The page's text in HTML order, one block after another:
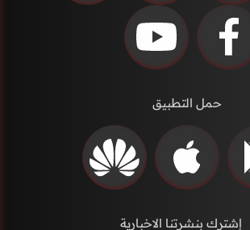
حمل التطبيق
إشترك بنشرتنا الاخبارية